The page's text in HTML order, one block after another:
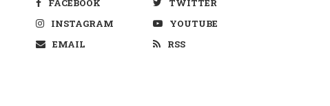
FACEBOOK
TWITTER
INSTAGRAM
YOUTUBE
EMAIL
RSS